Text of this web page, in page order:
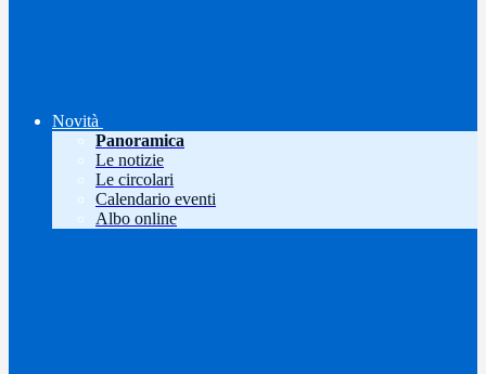
Novità
Panoramica
Le notizie
Le circolari
Calendario eventi
Albo online